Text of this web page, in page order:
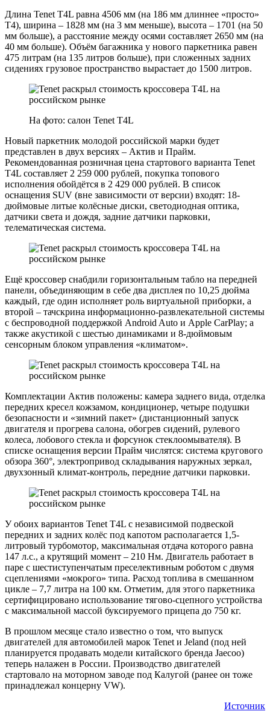
Длина Tenet T4L равна 4506 мм (на 186 мм длиннее «просто»
T4), ширина – 1828 мм (на 3 мм меньше), высота – 1701 (на 50
мм больше), а расстояние между осями составляет 2650 мм (на
40 мм больше). Объём багажника у нового паркетника равен
475 литрам (на 135 литров больше), при сложенных задних
сидениях грузовое пространство вырастает до 1500 литров.
На фото: салон Tenet T4L
Новый паркетник молодой российской марки будет
представлен в двух версиях – Актив и Прайм.
Рекомендованная розничная цена стартового варианта Tenet
T4L составляет 2 259 000 рублей, покупка топового
исполнения обойдётся в 2 429 000 рублей. В список
оснащения SUV (вне зависимости от версии) входят: 18-
дюймовые литые колёсные диски, светодиодная оптика,
датчики света и дождя, задние датчики парковки,
телематическая система.
Ещё кроссовер снабдили горизонтальным табло на передней
панели, объединяющим в себе два дисплея по 10,25 дюйма
каждый, где один исполняет роль виртуальной приборки, а
второй – тачскрина информационно-развлекательной системы
с беспроводной поддержкой Android Auto и Apple CarPlay; а
также акустикой с шестью динамиками и 8-дюймовым
сенсорным блоком управления «климатом».
Комплектации Актив положены: камера заднего вида, отделка
передних кресел кожзамом, кондиционер, четыре подушки
безопасности и «зимний пакет» (дистанционный запуск
двигателя и прогрева салона, обогрев сидений, рулевого
колеса, лобового стекла и форсунок стеклоомывателя). В
списке оснащения версии Прайм числятся: система кругового
обзора 360°, электропривод складывания наружных зеркал,
двухзонный климат-контроль, передние датчики парковки.
У обоих вариантов Tenet T4L с независимой подвеской
передних и задних колёс под капотом располагается 1,5-
литровый турбомотор, максимальная отдача которого равна
147 л.с., а крутящий момент – 210 Нм. Двигатель работает в
паре с шестиступенчатым преселективным роботом с двумя
сцеплениями «мокрого» типа. Расход топлива в смешанном
цикле – 7,7 литра на 100 км. Отметим, для этого паркетника
сертифицировано использование тягово-сцепного устройства
с максимальной массой буксируемого прицепа до 750 кг.
В прошлом месяце стало известно о том, что выпуск
двигателей для автомобилей марок Tenet и Jeland (под ней
планируется продавать модели китайского бренда Jaecoo)
теперь налажен в России. Производство двигателей
стартовало на моторном заводе под Калугой (ранее он тоже
принадлежал концерну VW).
Источник